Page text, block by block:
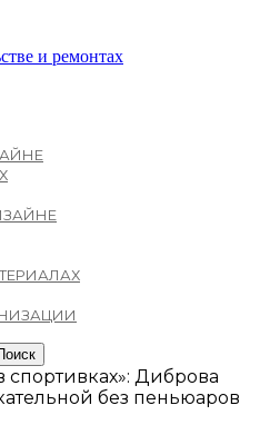
и ремонтах
спортивках»: Диброва
без пеньюаров